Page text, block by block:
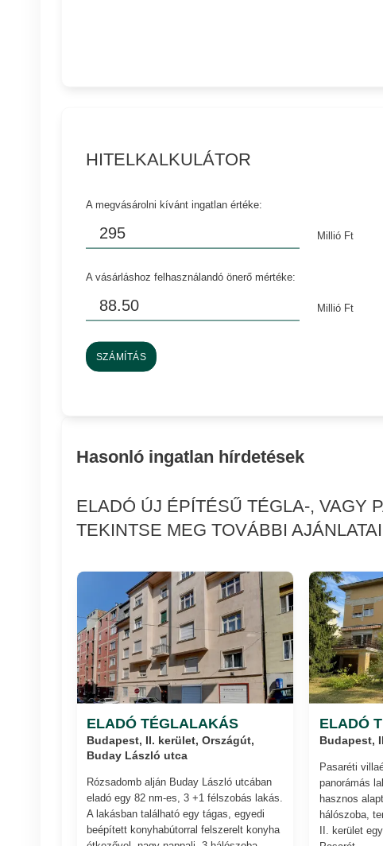
HITELKALKULÁTOR
A megvásárolni kívánt ingatlan értéke:
Millió Ft
A vásárláshoz felhasználandó önerő mértéke:
Millió Ft
SZÁMÍTÁS
Hasonló ingatlan hírdetések
ELADÓ ÚJ ÉPÍTÉSŰ TÉGLA-, VAGY
TEKINTSE MEG TOVÁBBI
ELADÓ TÉGLALAKÁS
Budapest, II. kerület, Országút,
Buday László utca
Rózsadomb alján Buday László utcában
eladó egy 82 nm-es, 3 +1 félszobás lakás.
A lakásban található egy tágas, egyedi
beépített konyhabútorral felszerelt konyha
ELADÓ
Budapest,
Pasaréti
panorámás
hasznos
hálószoba,
II. kerület